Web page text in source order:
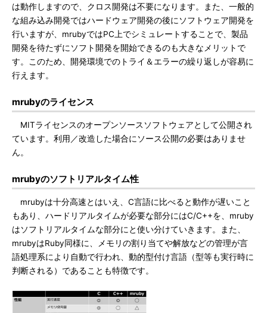
は動作しますので、クロス開発は不要になります。また、一般的
な組み込み開発ではハードウェア開発の後にソフトウェア開発を
行いますが、mrubyではPC上でシミュレートすることで、製品
開発を待たずにソフト開発を開始できるのも大きなメリットで
す。このため、開発環境でのトライ＆エラーの繰り返しが容易に
行えます。
mrubyのライセンス
MITライセンスのオープンソースソフトウェアとして公開され
ています。利用／改造した場合にソース公開の必要はありませ
ん。
mrubyのソフトリアルタイム性
mrubyは十分高速とはいえ、C言語に比べると動作が遅いこと
もあり、ハードリアルタイムが必要な部分にはC/C++を、mruby
はソフトリアルタイムな部分にと使い分けていきます。また、
mrubyはRuby同様に、メモリの割り当てや解放などの管理が言
語処理系により自動で行われ、動的型付け言語（型等も実行時に
判断される）であることも特徴です。